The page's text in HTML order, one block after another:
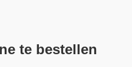
te bestellen